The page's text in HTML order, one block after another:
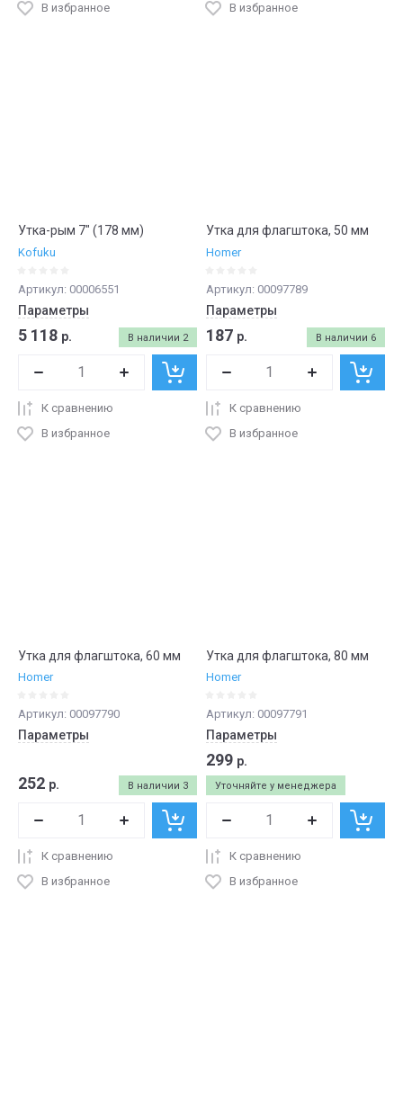
В избранное
В избранное
Утка-рым 7" (178 мм)
Kofuku
Артикул: 00006551
Параметры
В наличии 2
5 118 р.
К сравнению
В избранное
Утка для флагштока, 50 мм
Homer
Артикул: 00097789
Параметры
В наличии 6
187 р.
К сравнению
В избранное
Утка для флагштока, 60 мм
Homer
Артикул: 00097790
Параметры
В наличии 3
252 р.
К сравнению
В избранное
Утка для флагштока, 80 мм
Homer
Артикул: 00097791
Параметры
Уточняйте у менеджера
299 р.
К сравнению
В избранное